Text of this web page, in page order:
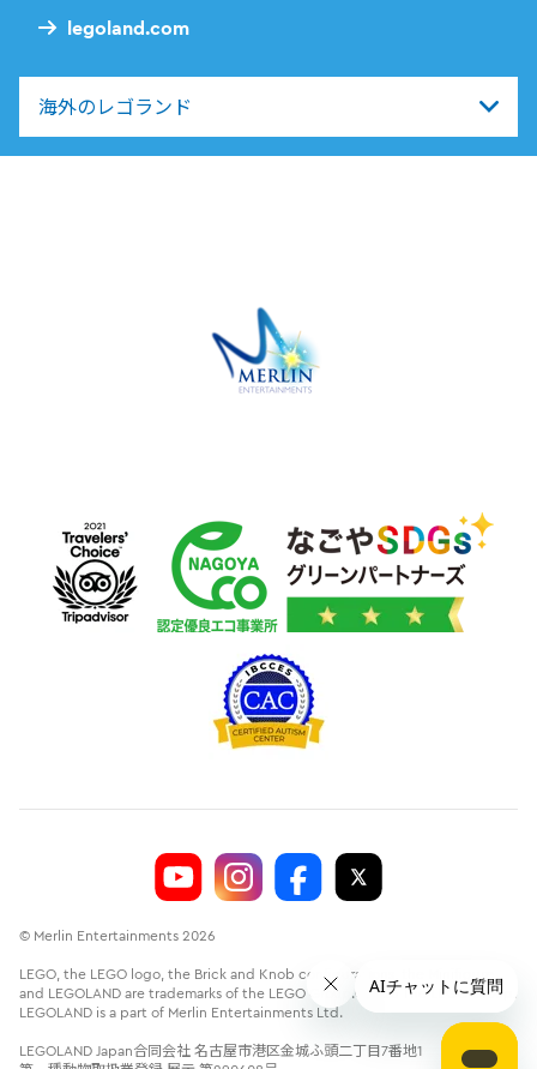
legoland.com
海外のレゴランド
© Merlin Entertainments 2026
LEGO, the LEGO logo, the Brick and Knob configurations, the Minifigure
and LEGOLAND are trademarks of the LEGO Group.©2026 The LEGO Group.
LEGOLAND is a part of Merlin Entertainments Ltd.
LEGOLAND Japan合同会社 名古屋市港区金城ふ頭二丁目7番地1